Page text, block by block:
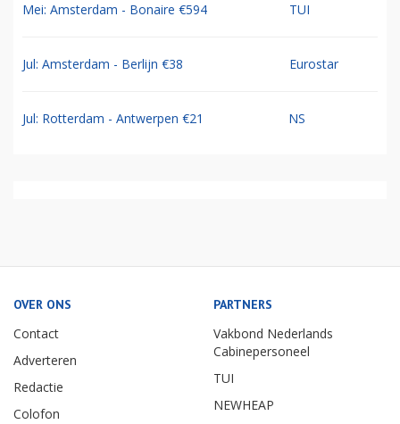
Mei: Amsterdam - Bonaire €594 TUI
Jul: Amsterdam - Berlijn €38 Eurostar
Jul: Rotterdam - Antwerpen €21 NS
OVER ONS
Contact
Adverteren
Redactie
Colofon
PARTNERS
Vakbond Nederlands
Cabinepersoneel
TUI
NEWHEAP